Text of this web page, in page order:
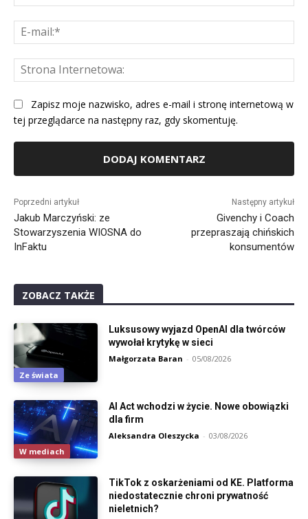
Zapisz moje nazwisko, adres e-mail i stronę internetową w
tej przeglądarce na następny raz, gdy skomentuję.
Poprzedni artykuł
Jakub Marczyński: ze
Stowarzyszenia WIOSNA do
InFaktu
Następny artykuł
Givenchy i Coach
przepraszają chińskich
konsumentów
ZOBACZ TAKŻE
Ze świata
Luksusowy wyjazd OpenAI dla twórców
wywołał krytykę w sieci
Małgorzata Baran - 05/08/2026
W mediach
AI Act wchodzi w życie. Nowe obowiązki
dla firm
Aleksandra Oleszycka - 03/08/2026
TikTok z oskarżeniami od KE. Platforma
niedostatecznie chroni prywatność
nieletnich?